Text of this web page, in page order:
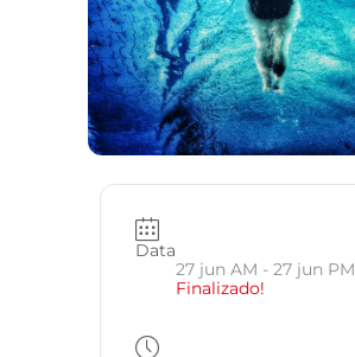
Data
27 jun AM - 27 jun PM
Finalizado!